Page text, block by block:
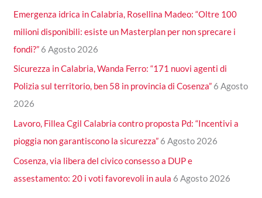
Emergenza idrica in Calabria, Rosellina Madeo: “Oltre 100
milioni disponibili: esiste un Masterplan per non sprecare i
fondi?” 6 Agosto 2026
Sicurezza in Calabria, Wanda Ferro: “171 nuovi agenti di
Polizia sul territorio, ben 58 in provincia di Cosenza” 6 Agosto
2026
Lavoro, Fillea Cgil Calabria contro proposta Pd: “Incentivi a
pioggia non garantiscono la sicurezza” 6 Agosto 2026
Cosenza, via libera del civico consesso a DUP e
assestamento: 20 i voti favorevoli in aula 6 Agosto 2026